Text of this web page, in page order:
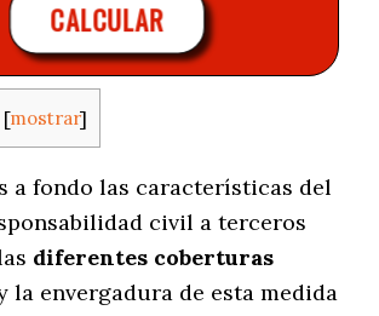
CALCULAR
[mostrar]
a fondo las características del
civil a terceros
diferentes coberturas
la envergadura de esta medida